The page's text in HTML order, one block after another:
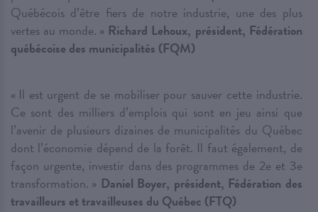
Québécois d’être fiers de notre industrie, une des plus
vertes au monde. » Richard Lehoux, président, Fédération
québécoise des municipalités (FQM)
« Il est urgent de se mobiliser pour sauver cette industrie.
Ce sont des milliers d’emplois qui sont en jeu ainsi que
l’avenir de plusieurs dizaines de municipalités du Québec
dont l’économie dépend de la forêt. Il faut également, de
façon urgente, investir dans des programmes de 2e et 3e
transformation. » Daniel Boyer, président, Fédération des
travailleurs et travailleuses du Québec (FTQ)